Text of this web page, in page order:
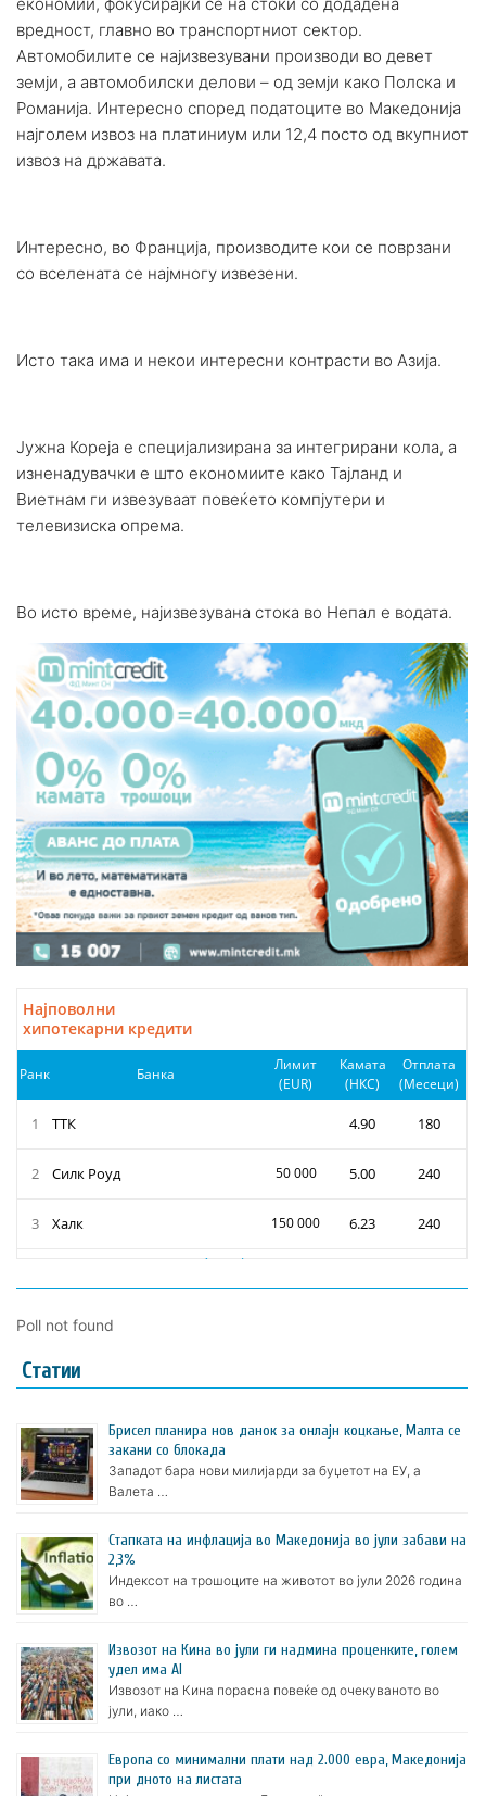
вредност, главно во транспортниот сектор.
Автомобилите се најизвезувани производи во девет
земји, а автомобилски делови – од земји како Полска и
Романија. Интересно според податоците во Македонија
најголем извоз на платиниум или 12,4 посто од вкупниот
извоз на државата.
Интересно, во Франција, производите кои се поврзани
со вселената се најмногу извезени.
Исто така има и некои интересни контрасти во Азија.
Јужна Кореја е специјализирана за интегрирани кола, а
изненадувачки е што економиите како Тајланд и
Виетнам ги извезуваат повеќето компјутери и
телевизиска опрема.
Во исто време, најизвезувана стока во Непал е водата.
Poll not found
Статии
Брисел планира нов данок за онлајн коцкање, Малта се
закани со блокада
Западот бара нови милијарди за буџетот на ЕУ, а
Валета …
Стапката на инфлација во Македонија во јули забави на
2,3%
Индексот на трошоците на животот во јули 2026 година
во …
Извозот на Кина во јули ги надмина проценките, голем
удел има AI
Извозот на Кина порасна повеќе од очекуваното во
јули, иако …
Европа со минимални плати над 2.000 евра, Македонија
при дното на листата